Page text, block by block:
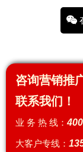
咨询营销推
联系我们！
业 务 热 线：
大客户专线：